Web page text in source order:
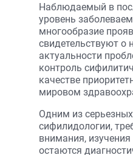
Наблюдаемый в
уровень
многообразие
свидетельствуют о
актуальности
контроль
качестве
мировом
Одним из
сифилидологии,
внимания,
остаются